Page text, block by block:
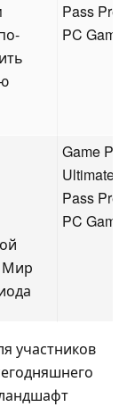
Pass
PC
Мир
Game
Pass
PC
участников